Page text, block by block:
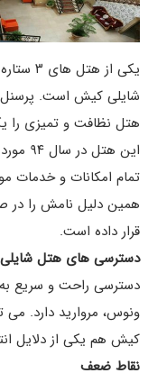
شایلی کیش است.
هتل نظافت و تمیزی را
این
تمام امکانات و خدمات
قرار داده است.
دسترسی های هتل شایلی
ونوس، مروارید دارد.
کیش هم یکی از دلایل انتخاب
نقاط ضعف